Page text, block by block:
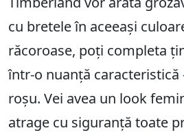
cu bretele în aceeași
răcoroase, poți completa
într-o nuanță caracteristică
roșu. Vei avea un look
atrage cu siguranță toate